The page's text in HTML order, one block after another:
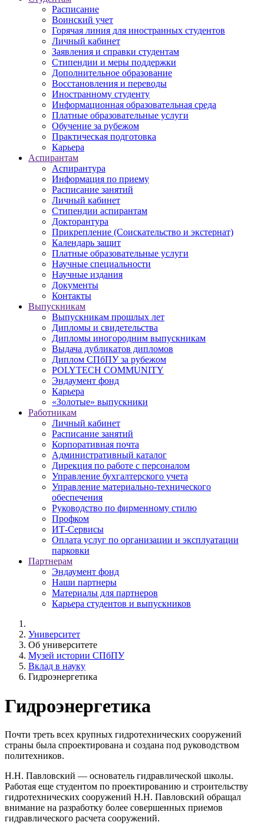
Расписание
Воинский учет
Горячая линия для иностранных студентов
Личный кабинет
Заявления и справки студентам
Стипендии и меры поддержки
Дополнительное образование
Восстановления и переводы
Иностранному студенту
Информационная образовательная среда
Платные образовательные услуги
Обучение за рубежом
Практическая подготовка
Карьера
Аспирантам
Аспирантура
Информация по приему
Расписание занятий
Личный кабинет
Стипендии аспирантам
Докторантура
Прикрепление (Соискательство и экстернат)
Календарь защит
Платные образовательные услуги
Научные специальности
Научные издания
Документы
Контакты
Выпускникам
Выпускникам прошлых лет
Дипломы и свидетельства
Дипломы иногородним выпускникам
Выдача дубликатов дипломов
Диплом СПбПУ за рубежом
POLYTECH COMMUNITY
Эндаумент фонд
Карьера
«Золотые» выпускники
Работникам
Личный кабинет
Расписание занятий
Корпоративная почта
Административный каталог
Дирекция по работе с персоналом
Управление бухгалтерского учета
Управление материально-технического
обеспечения
Руководство по фирменному стилю
Профком
ИТ-Сервисы
Оплата услуг по организации и эксплуатации
парковки
Партнерам
Эндаумент фонд
Наши партнеры
Материалы для партнеров
Карьера студентов и выпускников
Университет
Об университете
Музей истории СПбПУ
Вклад в науку
Гидроэнергетика
Гидроэнергетика
Почти треть всех крупных гидротехнических сооружений
страны была спроектирована и создана под руководством
политехников.
Н.Н. Павловский — основатель гидравлической школы.
Работая еще студентом по проектированию и строительству
гидротехнических сооружений Н.Н. Павловский обращал
внимание на разработку более совершенных приемов
гидравлического расчета сооружений.